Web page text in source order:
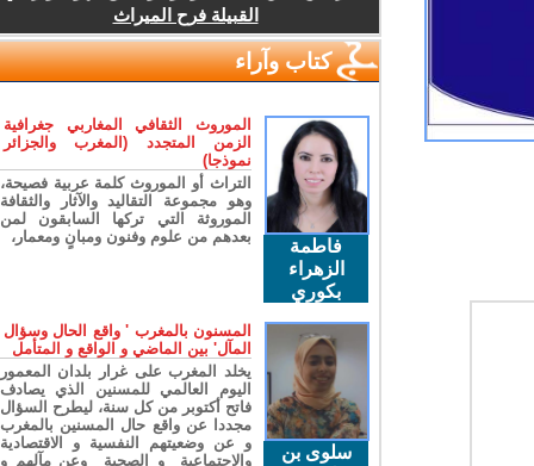
القبيلة فرح الميراث
كتاب وآراء
فاطمة
الزهراء
بكوري
الموروث الثقافي المغاربي جغرافية
الزمن المتجدد (المغرب والجزائر
نموذجا)
التراث أو الموروث كلمة عربية فصيحة،
وهو مجموعة التقاليد والآثار والثقافة
الموروثة التي تركها السابقون لمن
بعدهم من علوم وفنون ومبانٍ ومعمار،
سلوى بن
المسنون بالمغرب ' واقع الحال وسؤال
المآل' بين الماضي و الواقع و المتأمل
يخلد المغرب على غرار بلدان المعمور
اليوم العالمي للمسنين الذي يصادف
فاتح أكتوبر من كل سنة، ليطرح السؤال
مجددا عن واقع حال المسنين بالمغرب
و عن وضعيتهم النفسية و الاقتصادية
والاجتماعية و الصحية وعن مآلهم و